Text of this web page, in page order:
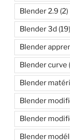
Blender 2.9 (2)
Blender 3d (19)
Blender
Blender curve
Blender
Blender
Blender
Blender